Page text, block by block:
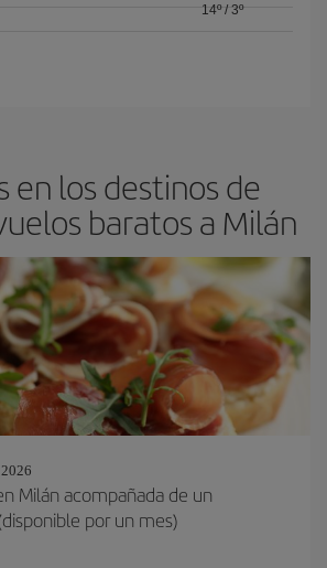
14º/ 3º
en los destinos de
baratos a Milán
Milán acompañada de un
por un mes)